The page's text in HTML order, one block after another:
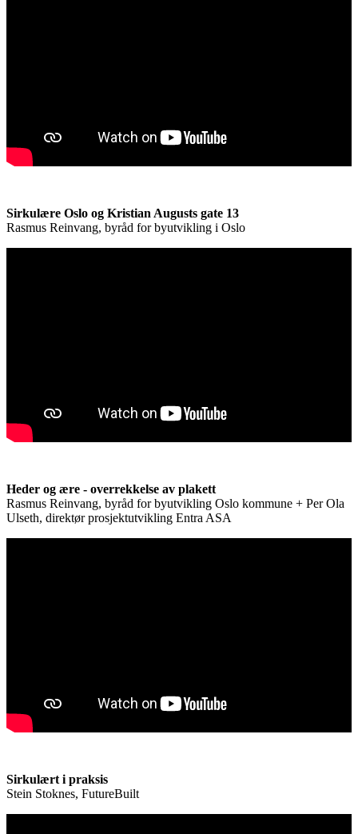
Sirkulære Oslo og Kristian Augusts gate 13
Rasmus Reinvang, byråd for byutvikling i Oslo
Heder og ære - overrekkelse av plakett
Rasmus Reinvang, byråd for byutvikling Oslo kommune + Per Ola
Ulseth, direktør prosjektutvikling Entra ASA
Sirkulært i praksis
Stein Stoknes, FutureBuilt